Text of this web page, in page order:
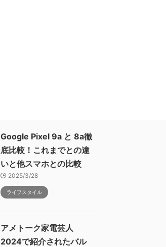
Google Pixel 9a と 8a徹
底比較！これまでとの違
いと他スマホとの比較
2025/3/28
ライフスタイル
アメトーク家電芸人
2024で紹介されたバル